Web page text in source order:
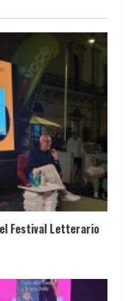
Festival Letterario